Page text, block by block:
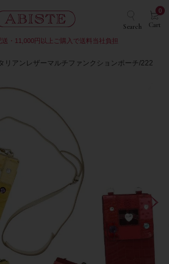
Search Cart
0
・11,000円以上ご購入で送料当社負担
リアンレザーマルチファンクションポーチ/222